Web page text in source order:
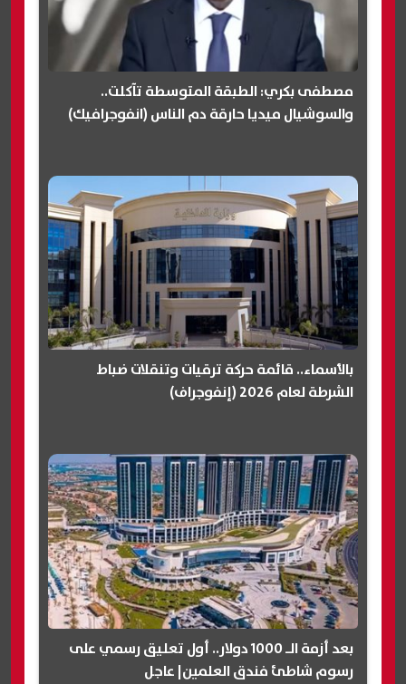
مصطفى بكري: الطبقة المتوسطة تآكلت..
والسوشيال ميديا حارقة دم الناس (انفوجرافيك)
بالأسماء.. قائمة حركة ترقيات وتنقلات ضباط
الشرطة لعام 2026 (إنفوجراف)
بعد أزمة الـ 1000 دولار.. أول تعليق رسمي على
رسوم شاطئ فندق العلمين| عاجل